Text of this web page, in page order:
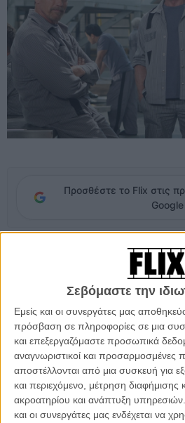
Σεβόμαστε την
Εμείς και οι συνεργάτες μας
πρόσβαση σε πληροφορίες σε μια
και επεξεργαζόμαστε προσωπικά
αναγνωριστικοί και προσαρμοσμένες
αποστέλλονται από μια συσκευή για
και περιεχόμενο, μέτρηση διαφήμισης
ακροατηρίου και ανάπτυξη υπηρεσιών.
και οι συνεργάτες μας ενδέχεται να
Προσθέστε το Flix στις
Google
Ο Ρέι Μπρέσλιν, μοιάζει με έναν
που στην πραγματικότητα είναι κάτι
που μπαίνει σε φυλακές υψίστης
δοκιμάσει πόσο εύκολο ή δύσκολο είναι
σήμερα δεν έχει βρεθεί ένα
κρατήσει δέσμιο του, όταν ο Ρέι θα
ασφαλή φυλακή για λογαριασμό της
πράγματα είναι πιο δύσκολα απ ότι
πραγματικότητα κανείς δεν θέλει να
τον συγκρατούμενο του Εμίλ, που έχει
να αποδράσει και που μαζί θα βάλουν σε
σχέδιο.